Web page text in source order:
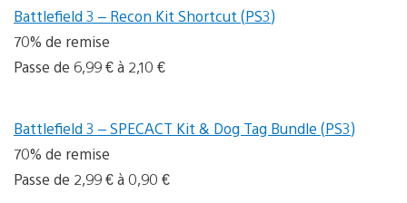
Battlefield 3 – Recon Kit Shortcut (PS3)
70% de remise
Passe de 6,99 € à 2,10 €
Battlefield 3 – SPECACT Kit & Dog Tag Bundle (PS3)
70% de remise
Passe de 2,99 € à 0,90 €